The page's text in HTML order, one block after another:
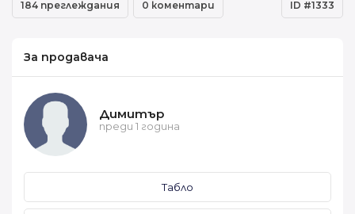
184 преглеждания 0 коментари ID #1333
За продавача
Димитър
преди 1 година
Табло